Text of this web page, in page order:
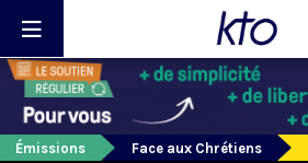
Émissions Face aux Chrétiens